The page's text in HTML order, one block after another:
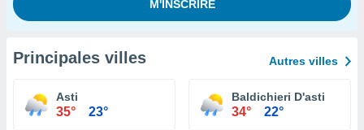
Principales villes Autres villes
Asti
35° 23°
Baldichieri D'asti
34° 22°